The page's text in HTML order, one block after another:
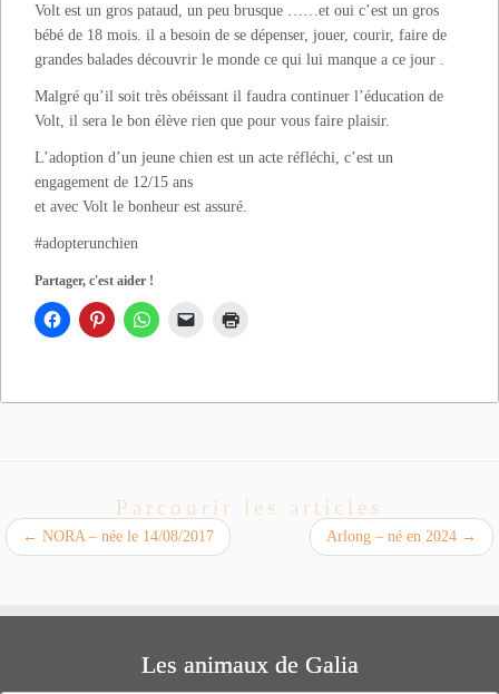
Volt est un gros pataud, un peu brusque ……et oui c’est un gros
bébé de 18 mois. il a besoin de se dépenser, jouer, courir, faire de
grandes balades découvrir le monde ce qui lui manque a ce jour .
Malgré qu’il soit très obéissant il faudra continuer l’éducation de
Volt, il sera le bon élève rien que pour vous faire plaisir.
L’adoption d’un jeune chien est un acte réfléchi, c’est un
engagement de 12/15 ans
et avec Volt le bonheur est assuré.
#adopterunchien
Partager, c'est aider !
Parcourir les articles
← NORA – née le 14/08/2017 Arlong – né en 2024 →
Les animaux de Galia